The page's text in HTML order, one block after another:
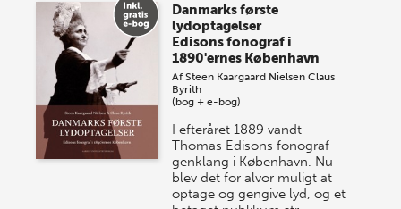
Danmarks første
lydoptagelser
Edisons fonograf i
1890'ernes København
AfSteen Kaargaard Nielsen Claus
Byrith
(bog + e-bog)
I efteråret 1889 vandt
Thomas Edisons fonograf
genklang i København. Nu
blev det for alvor muligt at
optage og gengive lyd, og et